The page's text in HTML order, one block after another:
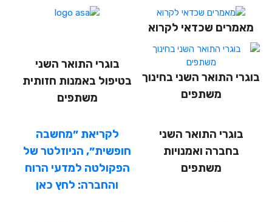
English
عربيه בואו נדבר
מאמרים שכדאי לקרוא
בוגרי התואר השני בחינוך
משתפים
בוגרי התואר השני
בטיפול באמנות חזותית
משתפים
בוגרי התואר השני
בחברה ואמנויות
משתפים
לקריאת ״מחשבה
חופשית״, הניוזלטר של
הפקולטה למדעי הרוח
והחברה: לחץ כאן